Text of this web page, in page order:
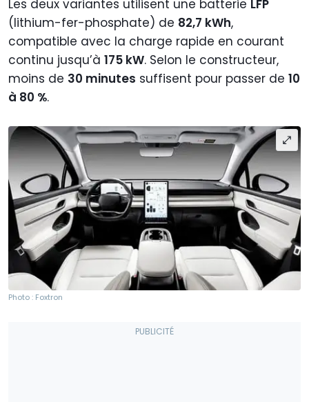
Les deux variantes utilisent une batterie LFP
(lithium-fer-phosphate) de 82,7 kWh,
compatible avec la charge rapide en courant
continu jusqu’à 175 kW. Selon le constructeur,
moins de 30 minutes suffisent pour passer de 10
à 80 %.
Photo : Foxtron